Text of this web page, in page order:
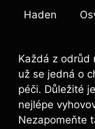
Haden
Každá z odrůd
už se jedná o
péči. Důležité
nejlépe
Nezapomeňte